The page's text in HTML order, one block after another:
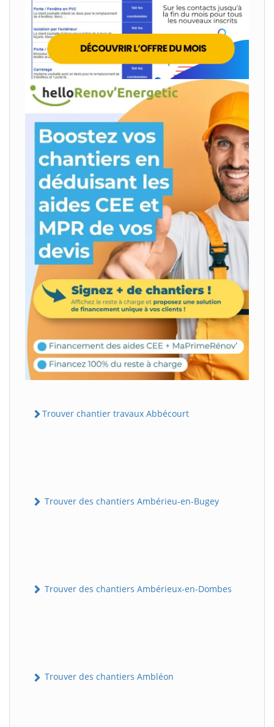
Trouver chantier travaux Abbécourt
Trouver des chantiers Ambérieu-en-Bugey
Trouver des chantiers Ambérieux-en-Dombes
Trouver des chantiers Ambléon